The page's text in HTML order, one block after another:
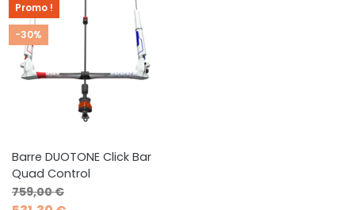
Barre DUOTONE Click Bar
Quad Control
Prix de base
759,00 €Prix
Promo !
-30%